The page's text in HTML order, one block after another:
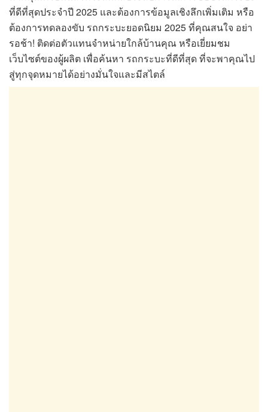
ที่ดีที่สุดประจำปี 2025 และต้องการข้อมูลเชิงลึกเพิ่มเติม หรือ
ต้องการทดลองขับ รถกระบะยอดนิยม 2025 ที่คุณสนใจ อย่า
รอช้า! ติดต่อตัวแทนจำหน่ายใกล้บ้านคุณ หรือเยี่ยมชม
เว็บไซต์ของผู้ผลิต เพื่อค้นหา รถกระบะที่ดีที่สุด ที่จะพาคุณไป
สู่ทุกจุดหมายได้อย่างมั่นใจและมีสไตล์